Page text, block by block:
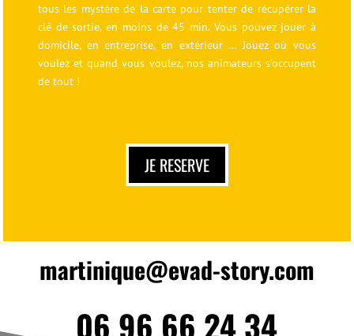
tous les mystère de la carte pour tenter de récupérer la
clé de sortie, en moins de 45 min. Vous pouvez jouer à
domicile, en entreprise, en extérieur … Jouez où vous
voulez et quand vous voulez, nos animateurs s’occupent
de tout !
JE RESERVE
martinique@evad-story.com
06 96 66 24 34